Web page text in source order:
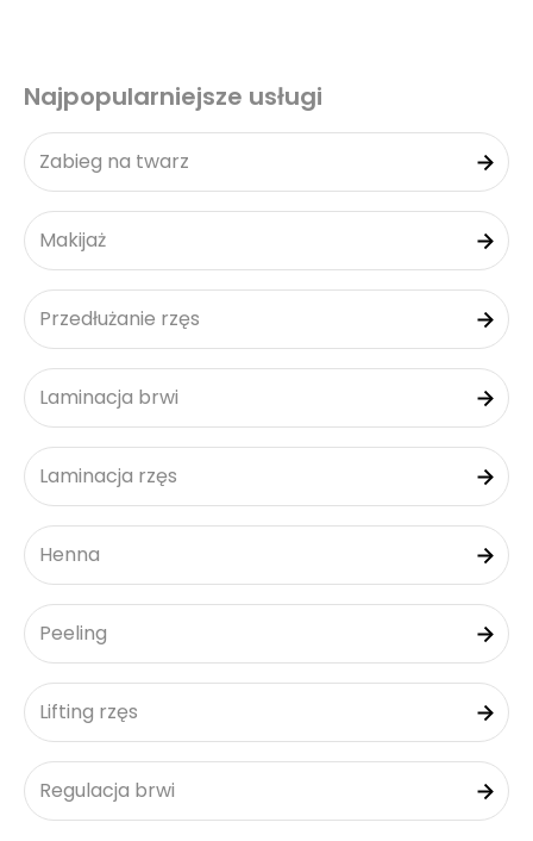
Najpopularniejsze usługi
Zabieg na twarz
Makijaż
Przedłużanie rzęs
Laminacja brwi
Laminacja rzęs
Henna
Peeling
Lifting rzęs
Regulacja brwi